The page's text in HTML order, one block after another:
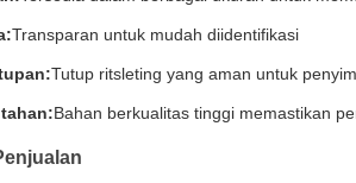
Transparan untuk mudah diidentifikasi
Tutup ritsleting yang aman untuk
Bahan berkualitas tinggi memastikan